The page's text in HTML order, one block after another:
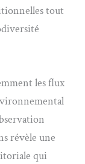
tout
les flux
révèle une
qui